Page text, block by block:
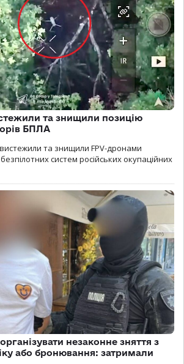
та знищили позицію
БПЛА
вистежили та знищили FPV-дронами
систем російських окупаційних
незаконне зняття з
або бронювання: затримали